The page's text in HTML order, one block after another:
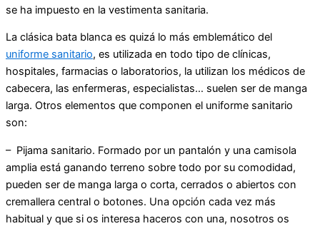
se ha impuesto en la vestimenta sanitaria.
La clásica bata blanca es quizá lo más emblemático del
uniforme sanitario, es utilizada en todo tipo de clínicas,
hospitales, farmacias o laboratorios, la utilizan los médicos de
cabecera, las enfermeras, especialistas… suelen ser de manga
larga. Otros elementos que componen el uniforme sanitario
son:
– Pijama sanitario. Formado por un pantalón y una camisola
amplia está ganando terreno sobre todo por su comodidad,
pueden ser de manga larga o corta, cerrados o abiertos con
cremallera central o botones. Una opción cada vez más
habitual y que si os interesa haceros con una, nosotros os